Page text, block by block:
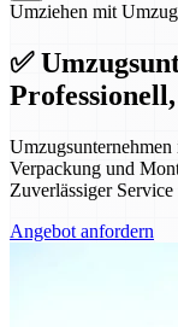
Umziehen mit
✅
Verpackung und
Zuverlässiger
Angebot anfordern